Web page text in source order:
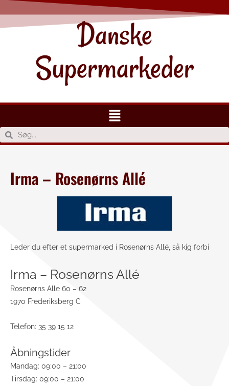
Danske
Supermarkeder
Irma – Rosenørns Allé
Leder du efter et supermarked i Rosenørns Allé, så kig forbi
Irma – Rosenørns Allé
Rosenørns Alle 60 – 62
1970 Frederiksberg C
Telefon: 35 39 15 12
Åbningstider
Mandag: 09:00 – 21:00
Tirsdag: 09:00 – 21:00